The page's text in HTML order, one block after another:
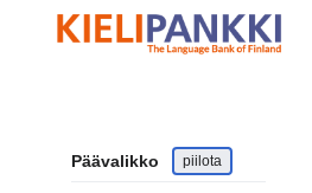
sisältöön
Päävalikko piilota